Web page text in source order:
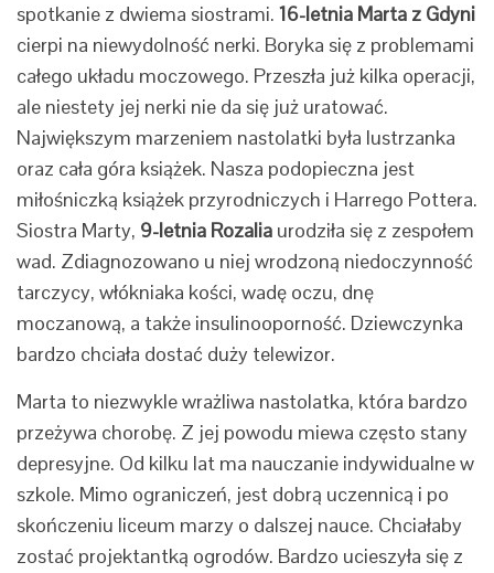
spotkanie z dwiema siostrami. 16-letnia Marta z Gdyni
cierpi na niewydolność nerki. Boryka się z problemami
całego układu moczowego. Przeszła już kilka operacji,
ale niestety jej nerki nie da się już uratować.
Największym marzeniem nastolatki była lustrzanka
oraz cała góra książek. Nasza podopieczna jest
miłośniczką książek przyrodniczych i Harrego Pottera.
Siostra Marty, 9-letnia Rozalia urodziła się z zespołem
wad. Zdiagnozowano u niej wrodzoną niedoczynność
tarczycy, włókniaka kości, wadę oczu, dnę
moczanową, a także insulinooporność. Dziewczynka
bardzo chciała dostać duży telewizor.
Marta to niezwykle wrażliwa nastolatka, która bardzo
przeżywa chorobę. Z jej powodu miewa często stany
depresyjne. Od kilku lat ma nauczanie indywidualne w
szkole. Mimo ograniczeń, jest dobrą uczennicą i po
skończeniu liceum marzy o dalszej nauce. Chciałaby
zostać projektantką ogrodów. Bardzo ucieszyła się z